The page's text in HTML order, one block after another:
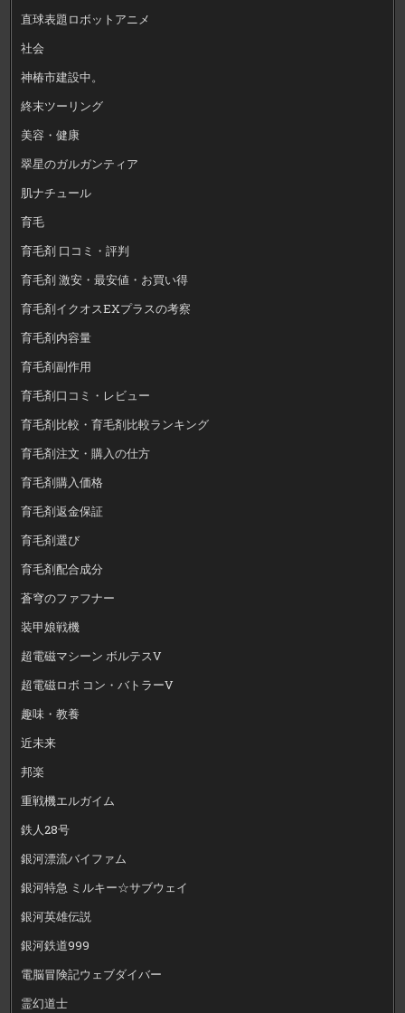
直球表題ロボットアニメ
社会
神椿市建設中。
終末ツーリング
美容・健康
翠星のガルガンティア
肌ナチュール
育毛
育毛剤 口コミ・評判
育毛剤 激安・最安値・お買い得
育毛剤イクオスEXプラスの考察
育毛剤内容量
育毛剤副作用
育毛剤口コミ・レビュー
育毛剤比較・育毛剤比較ランキング
育毛剤注文・購入の仕方
育毛剤購入価格
育毛剤返金保証
育毛剤選び
育毛剤配合成分
蒼穹のファフナー
装甲娘戦機
超電磁マシーン ボルテスV
超電磁ロボ コン・バトラーV
趣味・教養
近未来
邦楽
重戦機エルガイム
鉄人28号
銀河漂流バイファム
銀河特急 ミルキー☆サブウェイ
銀河英雄伝説
銀河鉄道999
電脳冒険記ウェブダイバー
霊幻道士